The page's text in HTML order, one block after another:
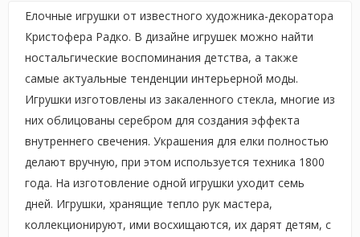
Елочные игрушки от известного художника-декоратора
Кристофера Радко. В дизайне игрушек можно найти
ностальгические воспоминания детства, а также
самые актуальные тенденции интерьерной моды.
Игрушки изготовлены из закаленного стекла, многие из
них облицованы серебром для создания эффекта
внутреннего свечения. Украшения для елки полностью
делают вручную, при этом используется техника 1800
года. На изготовление одной игрушки уходит семь
дней. Игрушки, хранящие тепло рук мастера,
коллекционируют, ими восхищаются, их дарят детям, с